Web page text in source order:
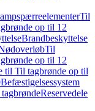
Til
op til 12
Brandbeskyttelse
Til
op til 12
til Til tagbrønde op til
Befæstigelsessystem
Reservedele